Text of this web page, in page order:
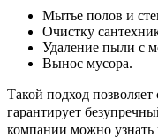
Мытье полов и
Очистку
Удаление пыли с
Вынос мусора.
Такой подход
гарантирует
компании можно узнать